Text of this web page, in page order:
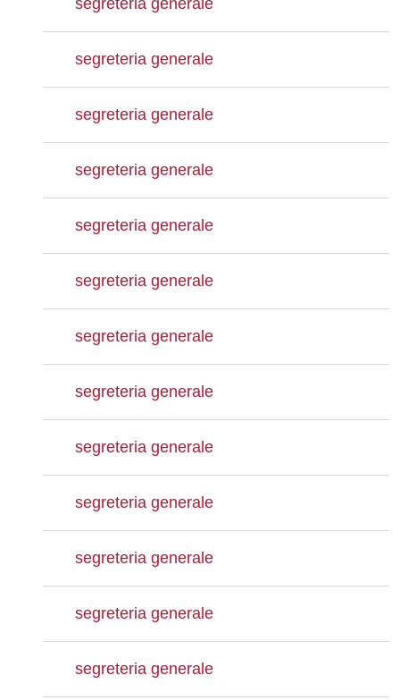
segreteria generale
segreteria generale
segreteria generale
segreteria generale
segreteria generale
segreteria generale
segreteria generale
segreteria generale
segreteria generale
segreteria generale
segreteria generale
segreteria generale
segreteria generale